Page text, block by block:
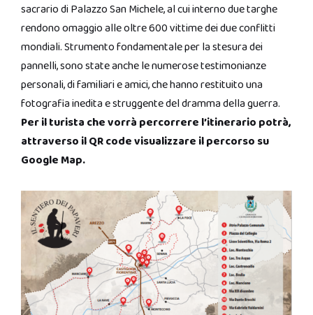
sacrario di Palazzo San Michele, al cui interno due targhe
rendono omaggio alle oltre 600 vittime dei due conflitti
mondiali. Strumento fondamentale per la stesura dei
pannelli, sono state anche le numerose testimonianze
personali, di familiari e amici, che hanno restituito una
fotografia inedita e struggente del dramma della guerra.
Per il turista che vorrà percorrere l’itinerario potrà,
attraverso il QR code visualizzare il percorso su
Google Map.